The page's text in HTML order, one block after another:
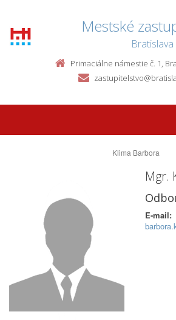
Mestské
Bratislava
Primaciálne námestie č. 1,
Klima Barbora
Mgr.
E-mail: